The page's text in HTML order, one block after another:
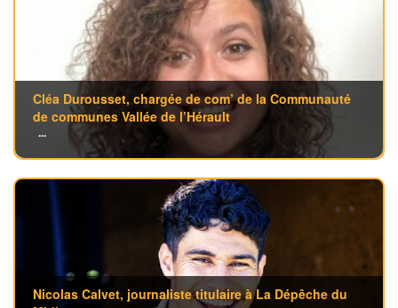
Cléa Durousset, chargée de com’ de la Communauté
de communes Vallée de l’Hérault
...
Nicolas Calvet, journaliste titulaire à La Dépêche du